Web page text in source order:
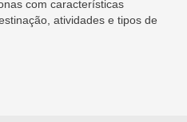
com características
atividades e tipos de